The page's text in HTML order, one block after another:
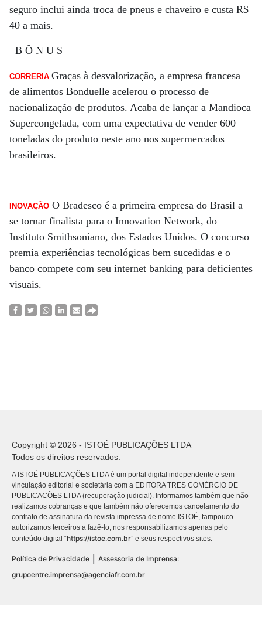
seguro inclui ainda troca de pneus e chaveiro e custa R$
40 a mais.
B Ô N U S
CORRERIA Graças à desvalorização, a empresa francesa
de alimentos Bonduelle acelerou o processo de
nacionalização de produtos. Acaba de lançar a Mandioca
Supercongelada, com uma expectativa de vender 600
toneladas do produto neste ano nos supermercados
brasileiros.
INOVAÇÃO O Bradesco é a primeira empresa do Brasil a
se tornar finalista para o Innovation Network, do
Instituto Smithsoniano, dos Estados Unidos. O concurso
premia experiências tecnológicas bem sucedidas e o
banco compete com seu internet banking para deficientes
visuais.
Copyright © 2026 - ISTOÉ PUBLICAÇÕES LTDA
Todos os direitos reservados.
A ISTOÉ PUBLICAÇÕES LTDA é um portal digital independente e sem
vinculação editorial e societária com a EDITORA TRES COMÉRCIO DE
PUBLICACÕES LTDA (recuperação judicial). Informamos também que não
realizamos cobranças e que também não oferecemos cancelamento do
contrato de assinatura da revista impressa de nome ISTOÉ, tampouco
autorizamos terceiros a fazê-lo, nos responsabilizamos apenas pelo
conteúdo digital “https://istoe.com.br” e seus respectivos sites.
Política de Privacidade
Assessoria de Imprensa:
grupoentre.imprensa@agenciafr.com.br